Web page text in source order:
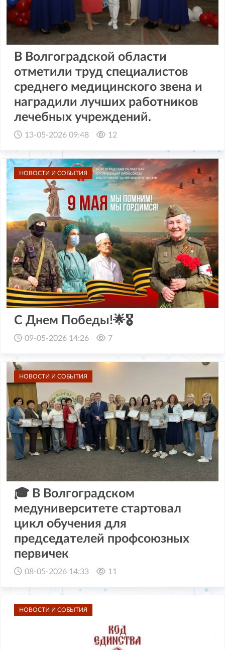
В Волгоградской области
отметили труд специалистов
среднего медицинского звена и
наградили лучших работников
лечебных учреждений.
13-05-2026 09:48 12
НОВОСТИ И СОБЫТИЯ
C Днем Победы!🌟🎖
09-05-2026 14:26 7
НОВОСТИ И СОБЫТИЯ
🎓 В Волгоградском
медуниверситете стартовал
цикл обучения для
председателей профсоюзных
первичек
08-05-2026 14:33 11
НОВОСТИ И СОБЫТИЯ